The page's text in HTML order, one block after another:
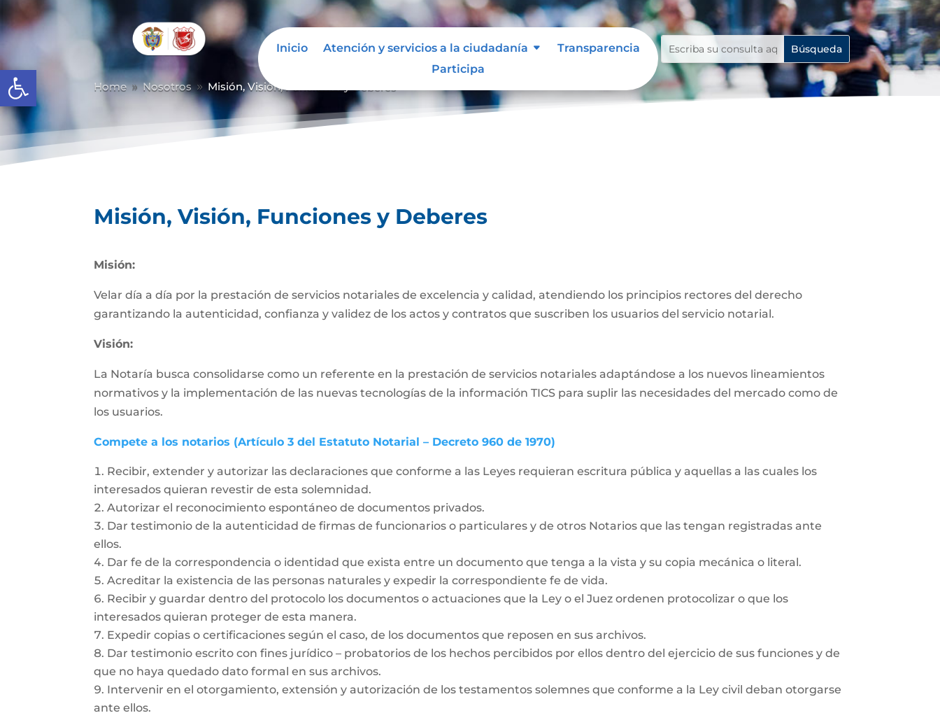
Abrir barra de herramientas
Inicio Atención y servicios a la ciudadanía
Transparencia
Participa
Home 9 Nosotros 9 Misión, Visión, Funciones y Deberes
Misión, Visión, Funciones y Deberes
Misión:
Velar día a día por la prestación de servicios notariales de excelencia y calidad, atendiendo los principios rectores del derecho
garantizando la autenticidad, confianza y validez de los actos y contratos que suscriben los usuarios del servicio notarial.
Visión:
La Notaría busca consolidarse como un referente en la prestación de servicios notariales adaptándose a los nuevos lineamientos
normativos y la implementación de las nuevas tecnologías de la información TICS para suplir las necesidades del mercado como de
los usuarios.
Compete a los notarios (Artículo 3 del Estatuto Notarial – Decreto 960 de 1970)
Recibir, extender y autorizar las declaraciones que conforme a las Leyes requieran escritura pública y aquellas a las cuales los
interesados quieran revestir de esta solemnidad.
Autorizar el reconocimiento espontáneo de documentos privados.
Dar testimonio de la autenticidad de firmas de funcionarios o particulares y de otros Notarios que las tengan registradas ante
ellos.
Dar fe de la correspondencia o identidad que exista entre un documento que tenga a la vista y su copia mecánica o literal.
Acreditar la existencia de las personas naturales y expedir la correspondiente fe de vida.
Recibir y guardar dentro del protocolo los documentos o actuaciones que la Ley o el Juez ordenen protocolizar o que los
interesados quieran proteger de esta manera.
Expedir copias o certificaciones según el caso, de los documentos que reposen en sus archivos.
Dar testimonio escrito con fines jurídico – probatorios de los hechos percibidos por ellos dentro del ejercicio de sus funciones y de
que no haya quedado dato formal en sus archivos.
Intervenir en el otorgamiento, extensión y autorización de los testamentos solemnes que conforme a la Ley civil deban otorgarse
ante ellos.